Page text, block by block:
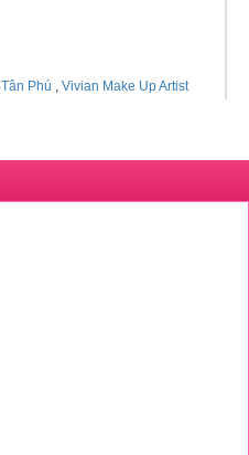
Tân Phú , Vivian Make Up Artist